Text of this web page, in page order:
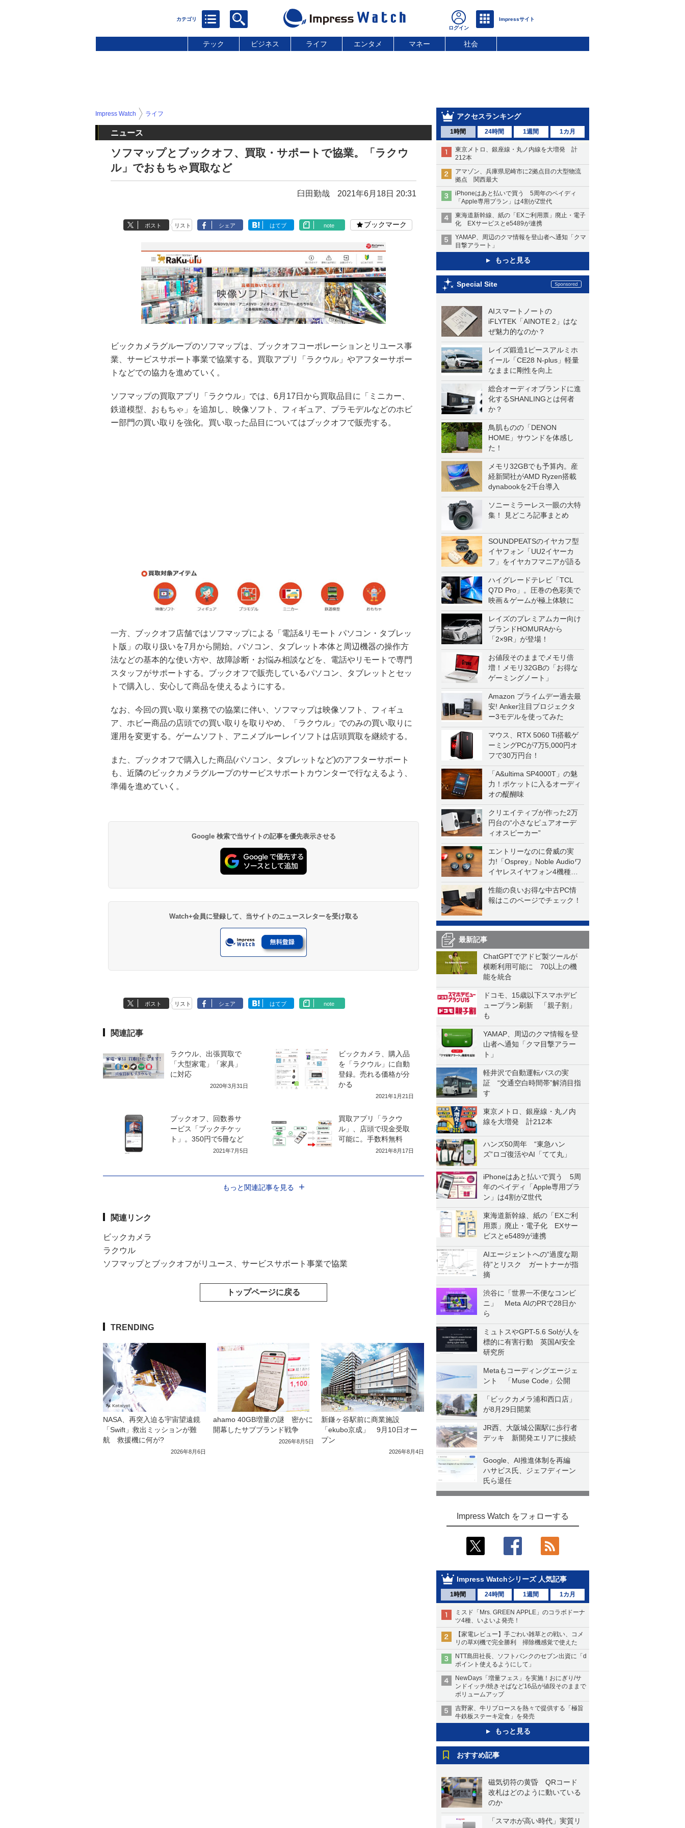
テック ビジネス ライフ エンタメ マネー 社会
アクセスランキング
1時間 24時間 1週間 1カ月
東京メトロ、銀座線・丸ノ内線を大増発 計
212本
アマゾン、兵庫県尼崎市に2拠点目の大型物流
拠点 関西最大
iPhoneはあと払いで買う 5周年のペイディ
「Apple専用プラン」は4割がZ世代
東海道新幹線、紙の「EXご利用票」廃止・電子
化 EXサービスとe5489が連携
YAMAP、周辺のクマ情報を登山者へ通知「クマ
目撃アラート」
もっと見る
Special Site
AIスマートノートの
iFLYTEK「AINOTE 2」はな
ぜ魅力的なのか？
レイズ鍛造1ピースアルミホ
イール「CE28 N-plus」軽量
なままに剛性を向上
総合オーディオブランドに進
化するSHANLINGとは何者
か？
鳥肌ものの「DENON
HOME」サウンドを体感し
た！
メモリ32GBでも予算内。産
経新聞社がAMD Ryzen搭載
dynabookを2千台導入
ソニーミラーレス一眼の大特
集！ 見どころ記事まとめ
SOUNDPEATSのイヤカフ型
イヤフォン「UU2イヤーカ
フ」をイヤカフマニアが語る
ハイグレードテレビ「TCL
Q7D Pro」。圧巻の色彩美で
映画＆ゲームが極上体験に
レイズのプレミアムカー向け
ブランドHOMURAから
「2×9R」が登場！
お値段そのままでメモリ倍
増！メモリ32GBの「お得な
ゲーミングノート」
Amazon プライムデー過去最
安! Anker注目プロジェクタ
ー3モデルを使ってみた
マウス、RTX 5060 Ti搭載ゲ
ーミングPCが7万5,000円オ
フで30万円台！
「A&ultima SP4000T」の魅
力！ポケットに入るオーディ
オの醍醐味
クリエイティブが作った2万
円台の“小さなピュアオーデ
ィオスピーカー”
エントリーなのに脅威の実
力!「Osprey」Noble Audioワ
イヤレスイヤフォン4機種を
一気に聴く
性能の良いお得な中古PC情
報はこのページでチェック！
最新記事
ChatGPTでアドビ製ツールが
横断利用可能に 70以上の機
能を統合
ドコモ、15歳以下スマホデビ
ュープラン刷新 「親子割」
も
YAMAP、周辺のクマ情報を登
山者へ通知「クマ目撃アラー
ト」
軽井沢で自動運転バスの実
証 “交通空白時間帯”解消目指
す
東京メトロ、銀座線・丸ノ内
線を大増発 計212本
ハンズ50周年 “東急ハン
ズ”ロゴ復活やAI「てて丸」
iPhoneはあと払いで買う 5周
年のペイディ「Apple専用プラ
ン」は4割がZ世代
東海道新幹線、紙の「EXご利
用票」廃止・電子化 EXサー
ビスとe5489が連携
AIエージェントへの“過度な期
待”とリスク ガートナーが指
摘
渋谷に「世界一不便なコンビ
ニ」 Meta AIのPRで28日か
ら
ミュトスやGPT-5.6 Solが人を
標的に有害行動 英国AI安全
研究所
Metaもコーディングエージェ
ント 「Muse Code」公開
「ビックカメラ浦和西口店」
が8月29日開業
JR西、大阪城公園駅に歩行者
デッキ 新開発エリアに接続
Google、AI推進体制を再編
ハサビス氏、ジェフディーン
氏ら退任
Impress Watch をフォローする
Impress Watchシリーズ 人気記事
1時間 24時間 1週間 1カ月
ミスド「Mrs. GREEN APPLE」のコラボドーナ
ツ4種、いよいよ発売！
【家電レビュー】手ごわい雑草との戦い、コメ
リの草刈機で完全勝利 掃除機感覚で使えた
NTT島田社長、ソフトバンクのセブン出資に「d
ポイント使えるようにして」
NewDays「増量フェス」を実施！おにぎり/サ
ンドイッチ/焼きそばなど16品が値段そのままで
ボリュームアップ
吉野家、牛リブロースを熱々で提供する「極旨
牛鉄板ステーキ定食」を発売
もっと見る
おすすめ記事
磁気切符の黄昏 QRコード
改札はどのように動いている
のか
「スマホが高い時代」実質リ
Impress Watch ライフ
ニュース
ソフマップとブックオフ、買取・サポートで協業。「ラクウ
ル」でおもちゃ買取など
臼田勤哉 2021年6月18日 20:31
ポスト リスト シェア はてブ note ブックマーク
ビックカメラグループのソフマップは、ブックオフコーポレーションとリユース事
業、サービスサポート事業で協業する。買取アプリ「ラクウル」やアフターサポー
トなどでの協力を進めていく。
ソフマップの買取アプリ「ラクウル」では、6月17日から買取品目に「ミニカー、
鉄道模型、おもちゃ」を追加し、映像ソフト、フィギュア、プラモデルなどのホビ
ー部門の買い取りを強化。買い取った品目についてはブックオフで販売する。
一方、ブックオフ店舗ではソフマップによる「電話&リモート パソコン・タブレッ
ト版」の取り扱いを7月から開始。パソコン、タブレット本体と周辺機器の操作方
法などの基本的な使い方や、故障診断・お悩み相談などを、電話やリモートで専門
スタッフがサポートする。ブックオフで販売しているパソコン、タブレットとセッ
トで購入し、安心して商品を使えるようにする。
なお、今回の買い取り業務での協業に伴い、ソフマップは映像ソフト、フィギュ
ア、ホビー商品の店頭での買い取りを取りやめ、「ラクウル」でのみの買い取りに
運用を変更する。ゲームソフト、アニメブルーレイソフトは店頭買取を継続する。
また、ブックオフで購入した商品(パソコン、タブレットなど)のアフターサポート
も、近隣のビックカメラグループのサービスサポートカウンターで行なえるよう、
準備を進めていく。
Google 検索で当サイトの記事を優先表示させる
Watch+会員に登録して、当サイトのニュースレターを受け取る
ポスト リスト シェア はてブ note
関連記事
ラクウル、出張買取で
「大型家電」「家具」
に対応
2020年3月31日
ビックカメラ、購入品
を「ラクウル」に自動
登録。売れる価格が分
かる
2021年1月21日
ブックオフ、回数券サ
ービス「ブックチケッ
ト」。350円で5冊など
2021年7月5日
買取アプリ「ラクウ
ル」、店頭で現金受取
可能に。手数料無料
2021年8月17日
もっと関連記事を見る
関連リンク
ビックカメラ
ラクウル
ソフマップとブックオフがリユース、サービスサポート事業で協業
トップページに戻る
TRENDING
NASA、再突入迫る宇宙望遠鏡
「Swift」救出ミッションが難
航 救援機に何が?
2026年8月6日
ahamo 40GB増量の謎 密かに
開幕したサブブランド戦争
2026年8月5日
新鎌ヶ谷駅前に商業施設
「ekubo京成」 9月10日オー
プン
2026年8月4日